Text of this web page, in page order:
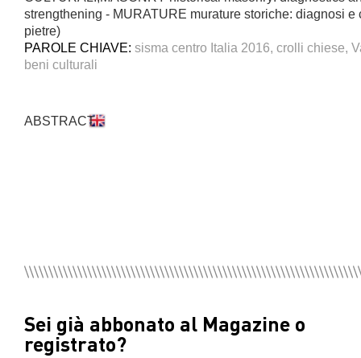
strengthening - MURATURE murature storiche: diagnosi
pietre)
PAROLE CHIAVE: sisma centro Italia 2016, crolli chiese,
beni culturali
ABSTRACT
Sei già abbonato al Magazine o
registrato?